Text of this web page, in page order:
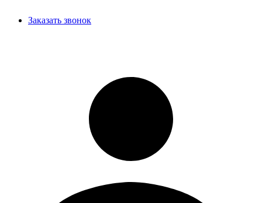
Заказать звонок